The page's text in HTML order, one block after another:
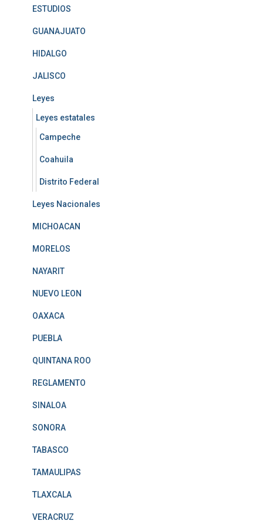
ESTUDIOS
GUANAJUATO
HIDALGO
JALISCO
Leyes
Leyes estatales
Campeche
Coahuila
Distrito Federal
Leyes Nacionales
MICHOACAN
MORELOS
NAYARIT
NUEVO LEON
OAXACA
PUEBLA
QUINTANA ROO
REGLAMENTO
SINALOA
SONORA
TABASCO
TAMAULIPAS
TLAXCALA
VERACRUZ